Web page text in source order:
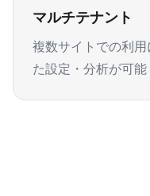
マルチテナント
複数サイトでの利
た設定・分析が可能